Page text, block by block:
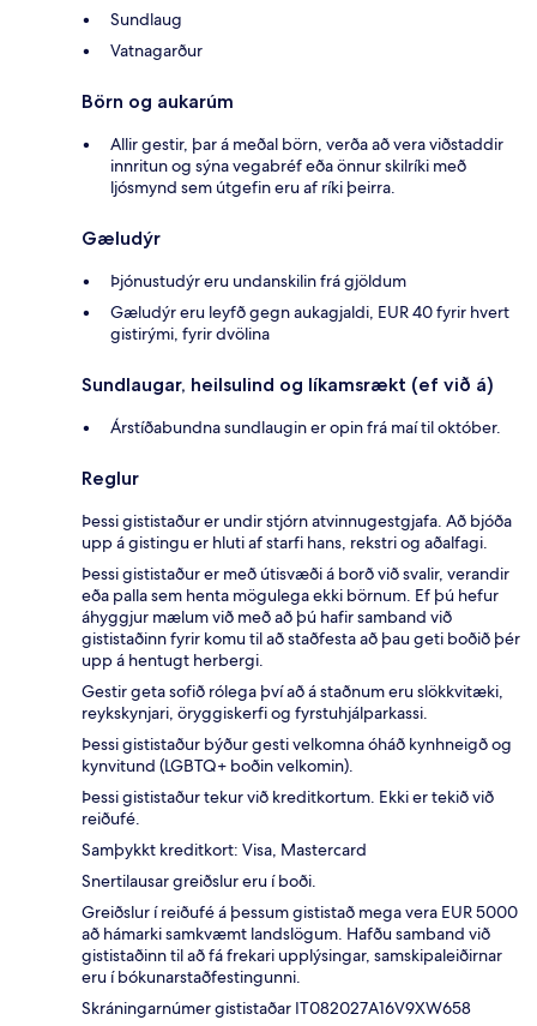
Sundlaug
Vatnagarður
Börn og aukarúm
Allir gestir, þar á meðal börn, verða að vera viðstaddir
innritun og sýna vegabréf eða önnur skilríki með
ljósmynd sem útgefin eru af ríki þeirra.
Gæludýr
Þjónustudýr eru undanskilin frá gjöldum
Gæludýr eru leyfð gegn aukagjaldi, EUR 40 fyrir hvert
gistirými, fyrir dvölina
Sundlaugar, heilsulind og líkamsrækt (ef við á)
Árstíðabundna sundlaugin er opin frá maí til október.
Reglur
Þessi gististaður er undir stjórn atvinnugestgjafa. Að bjóða
upp á gistingu er hluti af starfi hans, rekstri og aðalfagi.
Þessi gististaður er með útisvæði á borð við svalir, verandir
eða palla sem henta mögulega ekki börnum. Ef þú hefur
áhyggjur mælum við með að þú hafir samband við
gististaðinn fyrir komu til að staðfesta að þau geti boðið þér
upp á hentugt herbergi.
Gestir geta sofið rólega því að á staðnum eru slökkvitæki,
reykskynjari, öryggiskerfi og fyrstuhjálparkassi.
Þessi gististaður býður gesti velkomna óháð kynhneigð og
kynvitund (LGBTQ+ boðin velkomin).
Þessi gististaður tekur við kreditkortum. Ekki er tekið við
reiðufé.
Samþykkt kreditkort: Visa, Mastercard
Snertilausar greiðslur eru í boði.
Greiðslur í reiðufé á þessum gististað mega vera EUR 5000
að hámarki samkvæmt landslögum. Hafðu samband við
gististaðinn til að fá frekari upplýsingar, samskipaleiðirnar
eru í bókunarstaðfestingunni.
Skráningarnúmer gististaðar IT082027A16V9XW658